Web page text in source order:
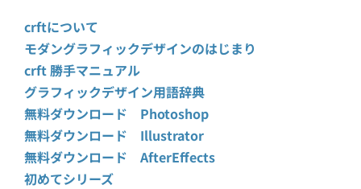
crftについて
モダングラフィックデザインのはじまり
crft 勝手マニュアル
グラフィックデザイン用語辞典
無料ダウンロード Photoshop
無料ダウンロード Illustrator
無料ダウンロード AfterEffects
初めてシリーズ